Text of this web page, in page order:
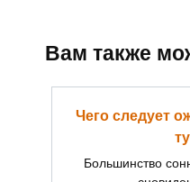
Вам также
Чего следует
Большинство